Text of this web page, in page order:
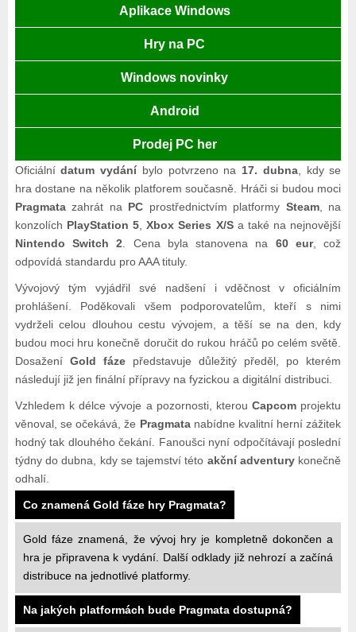
Aplikace Windows
Hry na PC
Windows novinky
Android
Prodej PC her
Oficiálnídatum vydáníbylo potvrzeno na 17. dubna, kdy se
hra dostane na několik platforem současně. Hráči si budou moci
Pragmatazahrát na PC prostřednictvím platformy Steam, na
konzolích PlayStation 5 ,Xbox Series X/Sa také na nejnovější
Nintendo Switch 2 . Cena byla stanovena na 60 eur, což
odpovídá standardu pro AAA tituly.
Vývojový tým vyjádřil své nadšení i vděčnost v oficiálním
prohlášení. Poděkovali všem podporovatelům, kteří s nimi
vydrželi celou dlouhou cestu vývojem, a těší se na den, kdy
budou moci hru konečně doručit do rukou hráčů po celém světě.
Dosažení Gold fázepředstavuje důležitý předěl, po kterém
následují již jen finální přípravy na fyzickou a digitální distribuci.
Vzhledem k délce vývoje a pozornosti, kterouCapcom projektu
věnoval, se očekává, že Pragmatanabídne kvalitní herní zážitek
hodný tak dlouhého čekání. Fanoušci nyní odpočítávají poslední
týdny do dubna, kdy se tajemství této akční adventury konečně
odhalí.
Co znamená Gold fáze hry Pragmata?
Gold fáze znamená, že vývoj hry je kompletně dokončen a
hra je připravena k vydání. Další odklady již nehrozí a začíná
distribuce na jednotlivé platformy.
Na jakých platformách bude Pragmata dostupná?